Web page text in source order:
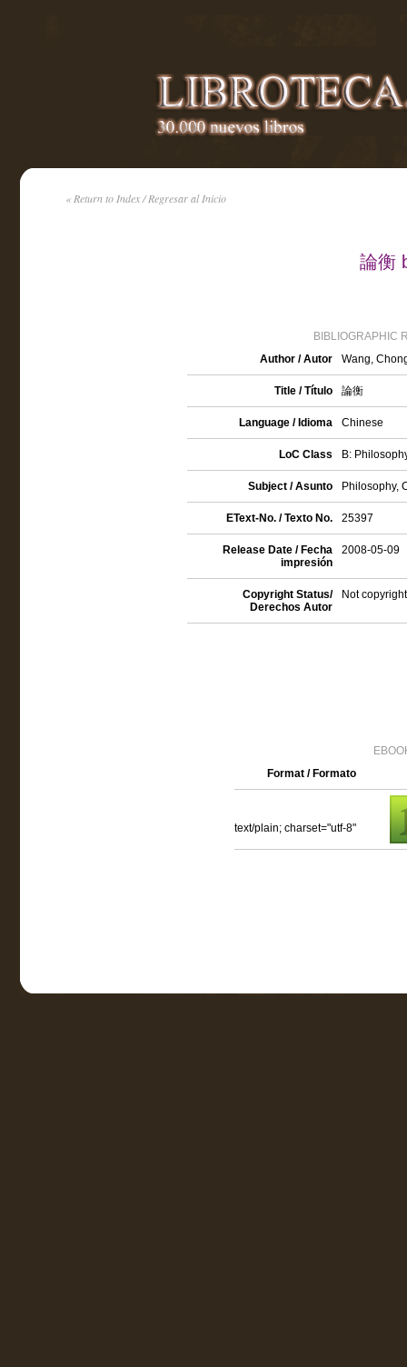
« Return to Index / Regresar al Inicio
論衡
BIBLIOGRAPHIC
Author / Autor
Wang,
Title / Título 論衡
Language / Idioma Chinese
LoC Class B:
Subject / Asunto Philosophy,
EText-No. / Texto No. 25397
Release Date / Fecha
impresión
2008-05-09
Copyright Status/
Derechos Autor
Not
Format / Formato
text/plain; charset="utf-8"